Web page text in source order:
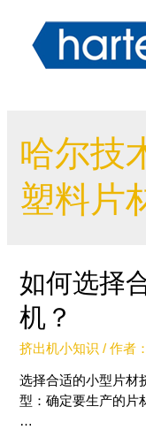
哈尔技
塑料片
如何选择
机？
挤出机小知识 / 作者：
选择合适的小型片材
型：确定要生产的片
…